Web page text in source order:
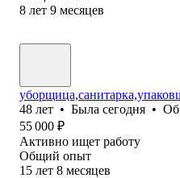
8 лет 9 месяцев
48 лет • Была сегодня •
55 000 ₽
Активно ищет работу
Общий опыт
15 лет 8 месяцев